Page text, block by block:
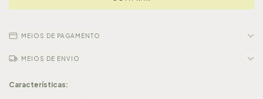
MEIOS DE PAGAMENTO
MEIOS DE ENVIO
Características: